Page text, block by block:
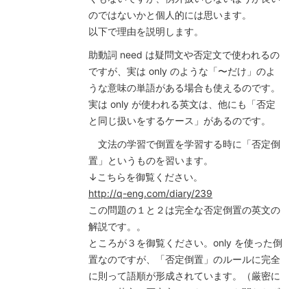
のではないかと個人的には思います。
以下で理由を説明します。
助動詞 need は疑問文や否定文で使われるの
ですが、実は only のような「〜だけ」のよ
うな意味の単語がある場合も使えるのです。
実は only が使われる英文は、他にも「否定
と同じ扱いをするケース」があるのです。
文法の学習で倒置を学習する時に「否定倒
置」というものを習います。
↓こちらを御覧ください。
http://q-eng.com/diary/239
この問題の１と２は完全な否定倒置の英文の
解説です。。
ところが３を御覧ください。only を使った倒
置なのですが、「否定倒置」のルールに完全
に則って語順が形成されています。（厳密に